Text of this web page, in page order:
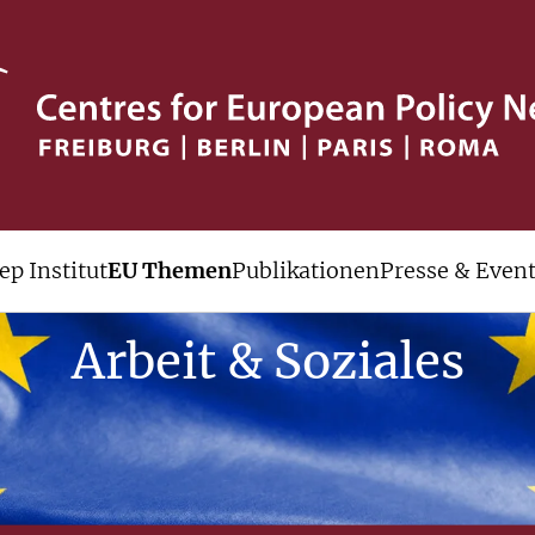
InstitutEU ThemenPublikationenPresse &
Arbeit & Soziales